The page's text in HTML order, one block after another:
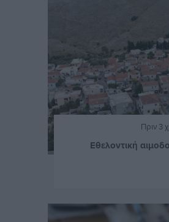
Πριν 3
Εθελοντική